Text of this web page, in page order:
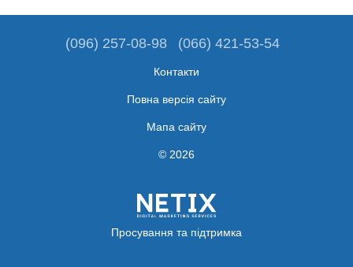
(096) 257-08-98 (066) 421-53-54
Контакти
Повна версія сайту
Мапа сайту
© 2026
Просування та підтримка